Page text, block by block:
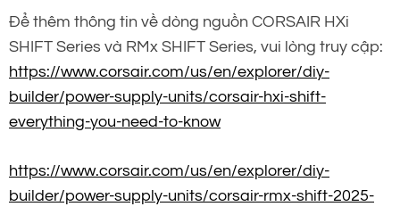
Để thêm thông tin về dòng nguồn CORSAIR HXi
SHIFT Series và RMx SHIFT Series, vui lòng truy cập:
https://www.corsair.com/us/en/explorer/diy-
builder/power-supply-units/corsair-hxi-shift-
everything-you-need-to-know
https://www.corsair.com/us/en/explorer/diy-
builder/power-supply-units/corsair-rmx-shift-2025-